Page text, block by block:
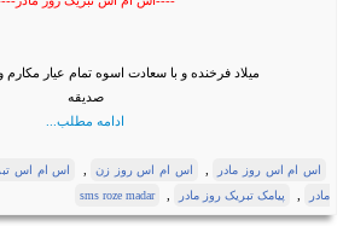
میلاد فرخنده و با سعادت اسوه تمام عیار مکارم
صدیقه
ادامه مطلب...
اس ام اس روز مادر اس ام اس روز زن اس ام اس
مادر
پیامک تبریک روز مادر sms roze madar